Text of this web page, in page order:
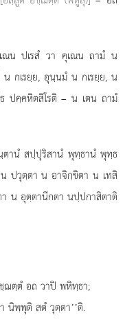
ณน ปเรสํ วา คุเณน ถามํ น
กเรยฺย, อุนฺนมํ น กเรยฺย, น
ปคฺคหิตสิโรติ – น เตน ถามํ
านํ สปฺปุริสานํ พุทฺธานํ พุทฺธ
ปวุตฺตา น อาจิกฺขิตา น เทสิ
น อุตฺตานีกตา นปฺปกาสิตาติ
ฌตฺตํ อถ วาปิ พหิทฺธา;
นิพฺพุติ สตํ วุตฺตา’’ติ.